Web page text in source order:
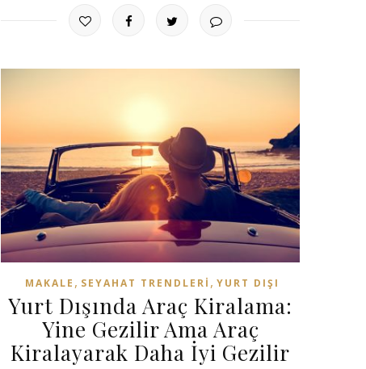
MAKALE , SEYAHAT TRENDLERI , YURT DIŞI
Yurt Dışında Araç Kiralama:
Yine Gezilir Ama Araç
Kiralayarak Daha İyi Gezilir